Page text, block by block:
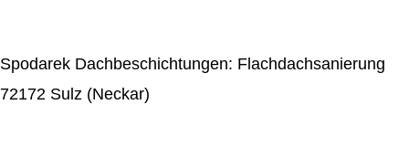
Spodarek Dachbeschichtungen: Flachdachsanierung
72172 Sulz (Neckar)